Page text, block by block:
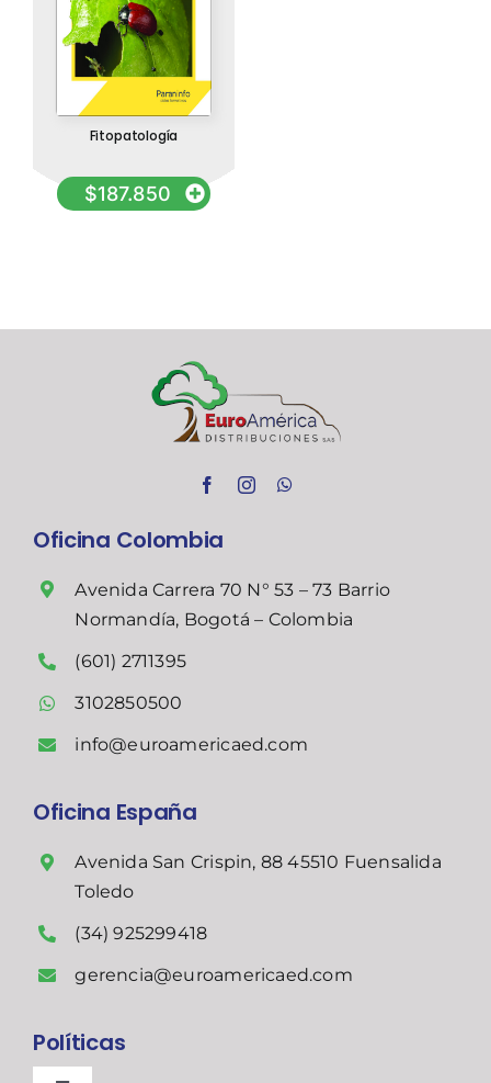
Fitopatología
$187.850
Oficina Colombia
Avenida Carrera 70 N° 53 – 73 Barrio
Normandía, Bogotá – Colombia
(601) 2711395
3102850500
info@euroamericaed.com
Oficina España
Avenida San Crispin, 88 45510 Fuensalida
Toledo
(34) 925299418
gerencia@euroamericaed.com
Políticas